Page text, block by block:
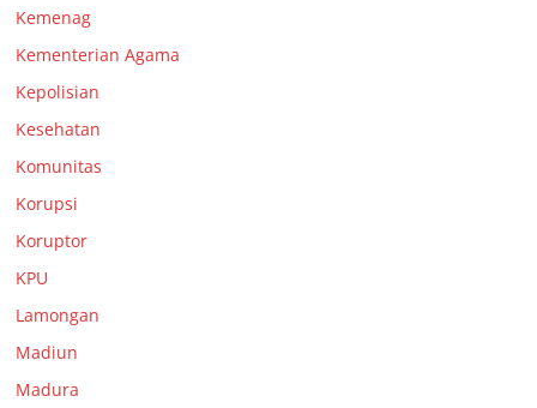
Kemenag
Kementerian Agama
Kepolisian
Kesehatan
Komunitas
Korupsi
Koruptor
KPU
Lamongan
Madiun
Madura